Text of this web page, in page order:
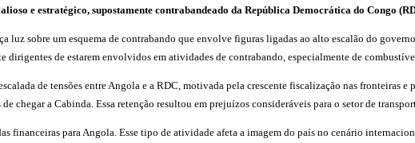
e estratégico, supostamente contrabandeado da República Democrática do Congo
luz sobre um esquema de contrabando que envolve figuras ligadas ao alto escalão do
dirigentes de estarem envolvidos em atividades de contrabando, especialmente de
de tensões entre Angola e a RDC, motivada pela crescente fiscalização nas fronteiras
chegar a Cabinda. Essa retenção resultou em prejuízos consideráveis para o setor de
financeiras para Angola. Esse tipo de atividade afeta a imagem do país no cenário